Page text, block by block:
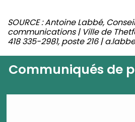
SOURCE : Antoine Labbé,
communications | Ville de
418 335-2981, poste 216 |
Communiqués de